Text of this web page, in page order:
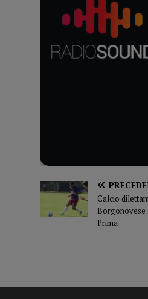
Calcio
Borgonovese
Prima